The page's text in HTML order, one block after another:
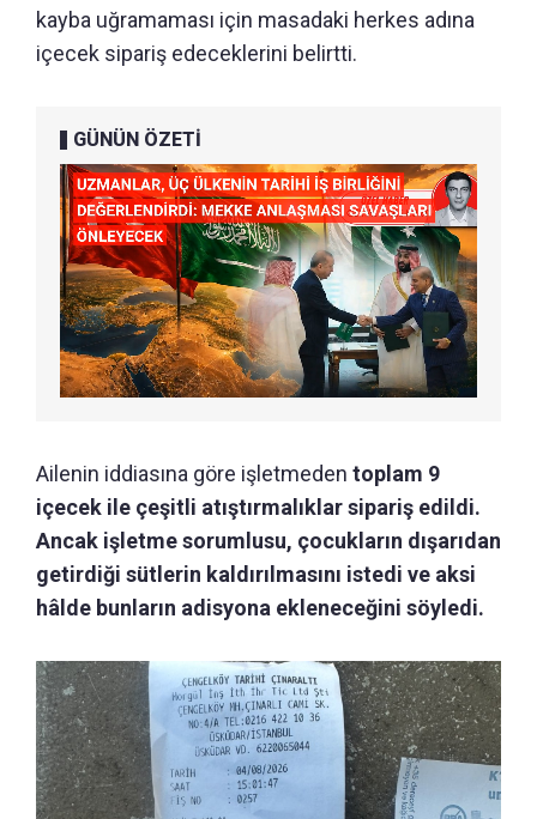
kayba uğramaması için masadaki herkes adına
içecek sipariş edeceklerini belirtti.
GÜNÜN ÖZETİ
Ailenin iddiasına göre işletmeden toplam 9
içecek ile çeşitli atıştırmalıklar sipariş edildi.
Ancak işletme sorumlusu, çocukların dışarıdan
getirdiği sütlerin kaldırılmasını istedi ve aksi
hâlde bunların adisyona ekleneceğini söyledi.